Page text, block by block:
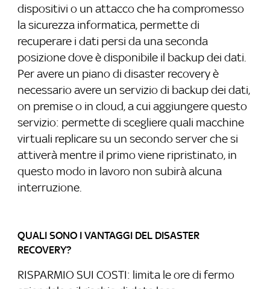
dispositivi o un attacco che ha compromesso
la sicurezza informatica, permette di
recuperare i dati persi da una seconda
posizione dove è disponibile il backup dei dati.
Per avere un piano di disaster recovery è
necessario avere un servizio di backup dei dati,
on premise o in cloud, a cui aggiungere questo
servizio: permette di scegliere quali macchine
virtuali replicare su un secondo server che si
attiverà mentre il primo viene ripristinato, in
questo modo in lavoro non subirà alcuna
interruzione.
QUALI SONO I VANTAGGI DEL DISASTER
RECOVERY?
RISPARMIO SUI COSTI: limita le ore di fermo